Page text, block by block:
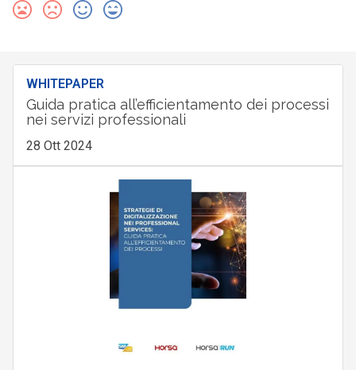
WHITEPAPER
Guida pratica all’efficientamento dei processi
nei servizi professionali
28 Ott 2024